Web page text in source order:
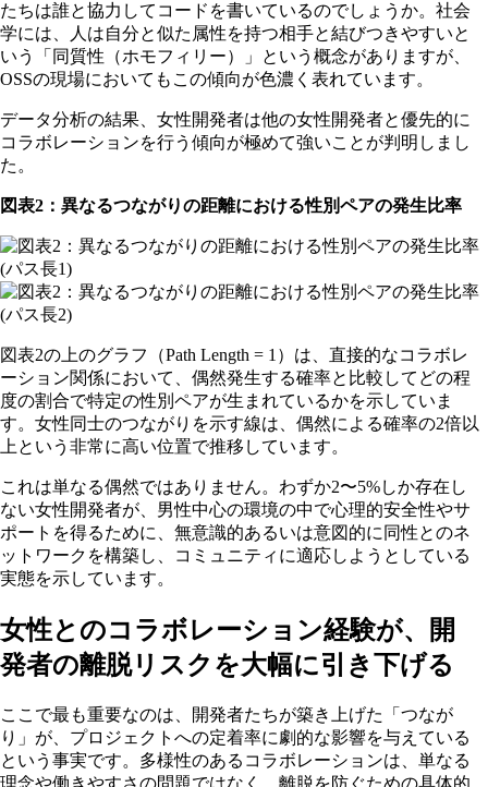
たちは誰と協力してコードを書いているのでしょうか。社会
学には、人は自分と似た属性を持つ相手と結びつきやすいと
いう「同質性（ホモフィリー）」という概念がありますが、
OSSの現場においてもこの傾向が色濃く表れています。
データ分析の結果、女性開発者は他の女性開発者と優先的に
コラボレーションを行う傾向が極めて強いことが判明しまし
た。
図表2：異なるつながりの距離における性別ペアの発生比率
図表2の上のグラフ（Path Length = 1）は、直接的なコラボレ
ーション関係において、偶然発生する確率と比較してどの程
度の割合で特定の性別ペアが生まれているかを示していま
す。女性同士のつながりを示す線は、偶然による確率の2倍以
上という非常に高い位置で推移しています。
これは単なる偶然ではありません。わずか2〜5%しか存在し
ない女性開発者が、男性中心の環境の中で心理的安全性やサ
ポートを得るために、無意識的あるいは意図的に同性とのネ
ットワークを構築し、コミュニティに適応しようとしている
実態を示しています。
女性とのコラボレーション経験が、開
発者の離脱リスクを大幅に引き下げる
ここで最も重要なのは、開発者たちが築き上げた「つなが
り」が、プロジェクトへの定着率に劇的な影響を与えている
という事実です。多様性のあるコラボレーションは、単なる
理念や働きやすさの問題ではなく、離脱を防ぐための具体的